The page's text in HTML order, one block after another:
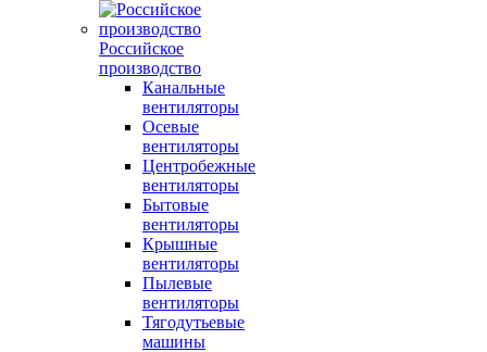
Российское
производство
Канальные
вентиляторы
Осевые
вентиляторы
Центробежные
вентиляторы
Бытовые
вентиляторы
Крышные
вентиляторы
Пылевые
вентиляторы
Тягодутьевые
машины